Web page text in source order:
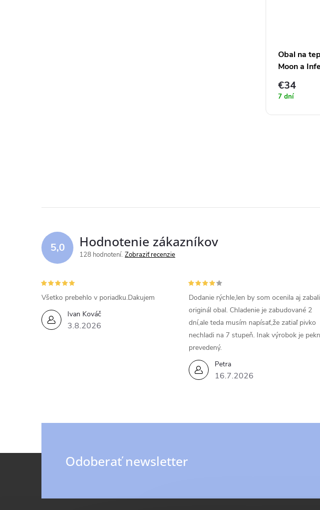
Obal na
Moon a
€34
7 dní
5,0 Hodnotenie zákazníkov
128 hodnotení Zobraziť recenzie
Ivan Kováč
3.8.2026
Všetko prebehlo v poriadku.Dakujem
Petra
16.7.2026
Dodanie rýchle,len by som ocenila aj
originál obal. Chladenie je zabudované 2
dní,ale teda musím napísať,že zatiaľ pivko
nechladi na 7 stupeň. Inak výrobok je
prevedený.
Odoberať newsletter